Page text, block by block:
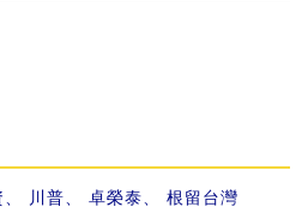
川普 卓榮泰 根留台灣